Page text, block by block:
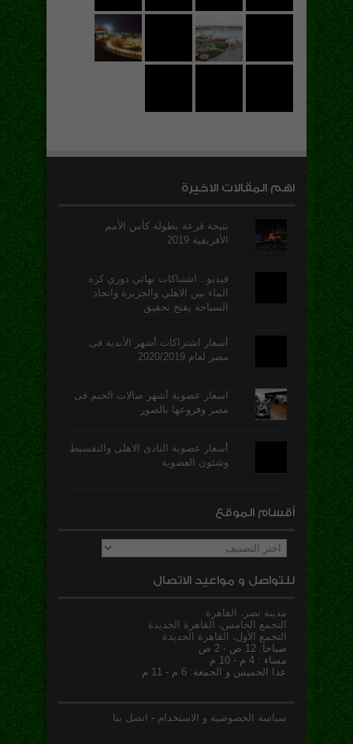
اهم المقالات الاخيرة
نتيجة قرعة بطولة كأس الأمم
الأفريقية 2019
فيديو.. اشتباكات نهائي دوري كرة
الماء بين الاهلي والجزيرة واتحاد
السباحة يفتح تحقيق
أسعار اشتراكات أشهر الأندية فى
مصر لعام 2020/2019
اسعار عضوية أشهر صالات الجيم فى
مصر وفروعها بالصور
أسعار عضوية النادى الاهلى والتقسيط
وشئون العضوية
أقسام الموقع
أقسام
الموقع
للتواصل و مواعيد الاتصال
مدينة نصر، القاهرة
التجمع الخامس، القاهرة الجديدة
التجمع الأول، القاهرة الجديدة
صباحا: 12 ص - 2 ص
مساء : 4 م - 10 م
عدا الخميس و الجمعة: 6 م - 11 م
سياسة الخصوصية و الاستخدام - اتصل بنا